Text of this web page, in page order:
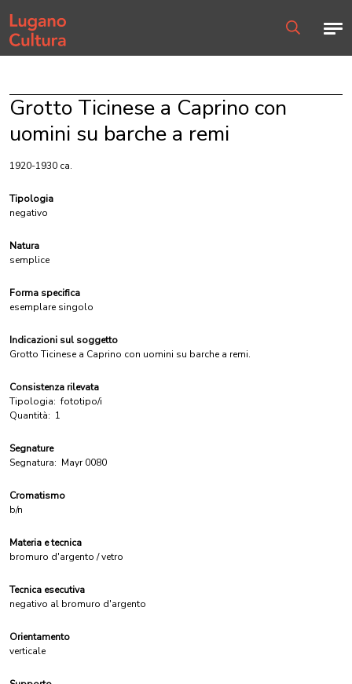
Home page
Grotto Ticinese a Caprino con
uomini su barche a remi
1920-1930 ca.
Tipologia
negativo
Natura
semplice
Forma specifica
esemplare singolo
Indicazioni sul soggetto
Grotto Ticinese a Caprino con uomini su barche a remi.
Consistenza rilevata
Tipologia: fototipo/i
Quantità: 1
Segnature
Segnatura: Mayr 0080
Cromatismo
b/n
Materia e tecnica
bromuro d'argento / vetro
Tecnica esecutiva
negativo al bromuro d'argento
Orientamento
verticale